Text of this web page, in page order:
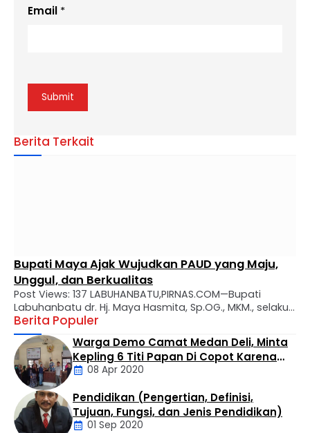
Email *
Berita Terkait
Bupati Maya Ajak Wujudkan PAUD yang Maju,
Unggul, dan Berkualitas
Post Views: 137 LABUHANBATU,PIRNAS.COM—Bupati
Labuhanbatu dr. Hj. Maya Hasmita, Sp.OG., MKM., selaku
Bunda PAUD Kabupaten Labuhanbatu secara resmi
mengukuhkan Bunda Pendidikan Anak Usia Dini (PAUD)
tingkat kecamatan, desa, dan kelurahan se-Kabupaten
Labuhanbatu. Prosesi pengukuhan berlangsung di Aula
Rumah Dinas Bupati Labuhanbatu, Rabu (29/07).
Kegiatan tersebut turut dihadiri Ketua Tim Penggerak
PKK Kabupaten Labuhanbatu Ny. Wan …
Berita Populer
Daerah
Warga Demo Camat Medan Deli, Minta
Kepling 6 Titi Papan Di Copot Karena
Tak Perduli Sama Warganya
08 Apr 2020
Pendidikan (Pengertian, Definisi,
Tujuan, Fungsi, dan Jenis Pendidikan)
01 Sep 2020